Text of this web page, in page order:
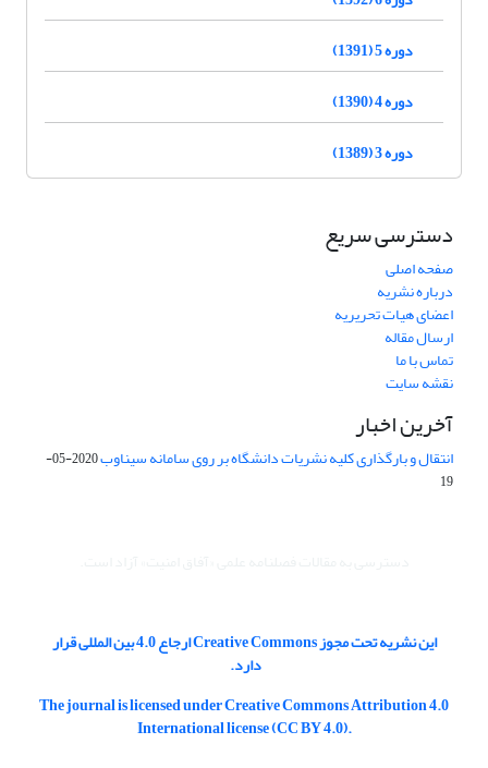
دوره 5 (1391)
دوره 4 (1390)
دوره 3 (1389)
دسترسی سریع
صفحه اصلی
درباره نشریه
اعضای هیات تحریریه
ارسال مقاله
تماس با ما
نقشه سایت
آخرین اخبار
انتقال و بارگذاری کلیه نشریات دانشگاه بر روی سامانه سیناوب
2020-05-
19
این نشریه تحت مجوز Creative Commons ارجاع 4.0 بین المللی قرار
دارد.
The journal is licensed under Creative Commons Attribution 4.0
International license (CC BY 4.0).